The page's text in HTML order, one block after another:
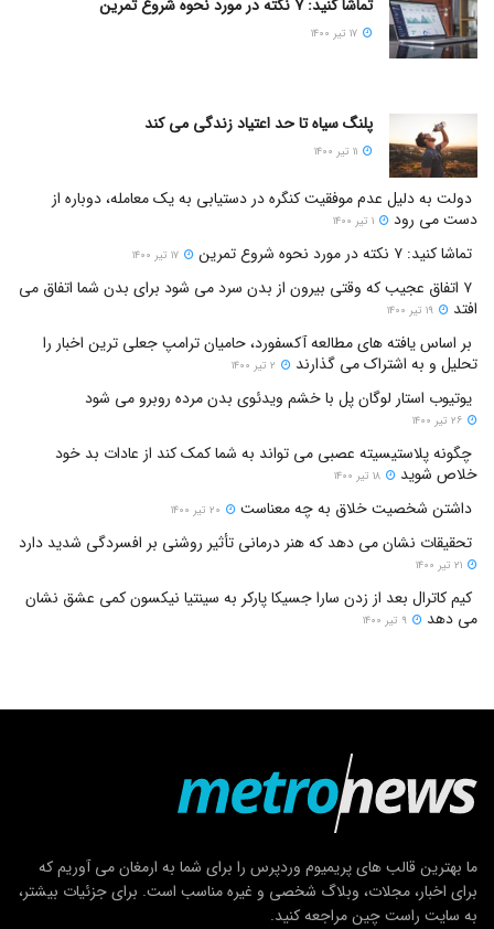
تماشا کنید: ۷ نکته در مورد نحوه شروع تمرین
پلنگ سیاه تا حد اعتیاد زندگی می کند
دولت به دلیل عدم موفقیت کنگره در دستیابی به یک معامله، دوباره از
دست می رود
تماشا کنید: ۷ نکته در مورد نحوه شروع تمرین
۷ اتفاق عجیب که وقتی بیرون از بدن سرد می شود برای بدن شما اتفاق می
افتد
بر اساس یافته های مطالعه آکسفورد، حامیان ترامپ جعلی ترین اخبار را
تحلیل و به اشتراک می گذارند
یوتیوب استار لوگان پل با خشم ویدئوی بدن مرده روبرو می شود
چگونه پلاستیسیته عصبی می تواند به شما کمک کند از عادات بد خود
خلاص شوید
داشتن شخصیت خلاق به چه معناست
تحقیقات نشان می دهد که هنر درمانی تأثیر روشنی بر افسردگی شدید دارد
کیم کاترال بعد از زدن سارا جسیکا پارکر به سینتیا نیکسون کمی عشق نشان
می دهد
ما بهترین قالب های پریمیوم وردپرس را برای شما به ارمغان می آوریم که
برای اخبار، مجلات، وبلاگ شخصی و غیره مناسب است. برای جزئیات بیشتر،
به سایت راست چین مراجعه کنید.